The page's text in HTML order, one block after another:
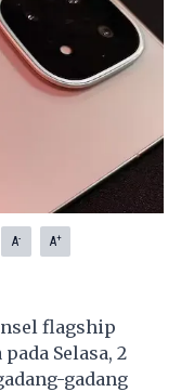
A- A+
flagship
Selasa, 2
gadang